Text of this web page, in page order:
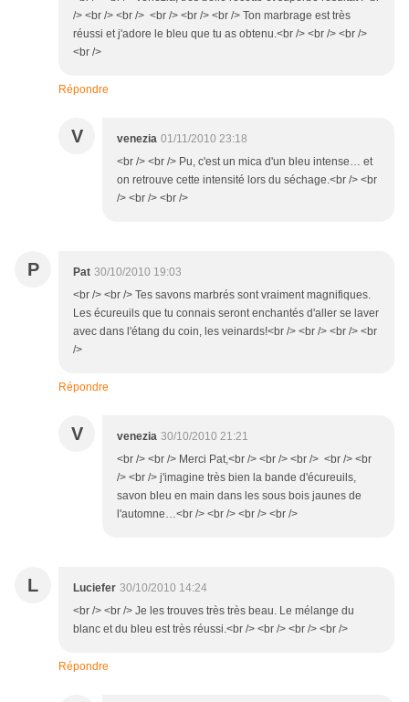
/> <br /> <br /> <br /> <br /> <br /> Ton marbrage est très
réussi et j'adore le bleu que tu as obtenu.<br /> <br /> <br />
<br />
Répondre
V venezia 01/11/2010 23:18
<br /> <br /> Pu, c'est un mica d'un bleu intense… et
on retrouve cette intensité lors du séchage.<br /> <br
/> <br /> <br />
P Pat 30/10/2010 19:03
<br /> <br /> Tes savons marbrés sont vraiment magnifiques.
Les écureuils que tu connais seront enchantés d'aller se laver
avec dans l'étang du coin, les veinards!<br /> <br /> <br /> <br
/>
Répondre
V venezia 30/10/2010 21:21
<br /> <br /> Merci Pat,<br /> <br /> <br /> <br /> <br
/> <br /> j'imagine très bien la bande d'écureuils,
savon bleu en main dans les sous bois jaunes de
l'automne…<br /> <br /> <br /> <br />
L Luciefer 30/10/2010 14:24
<br /> <br /> Je les trouves très très beau. Le mélange du
blanc et du bleu est très réussi.<br /> <br /> <br /> <br />
Répondre